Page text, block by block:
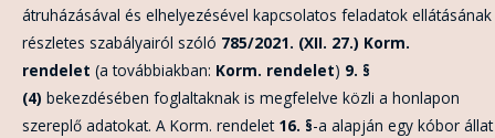
átruházásával és elhelyezésével kapcsolatos feladatok ellátásának
részletes szabályairól szóló 785/2021. (XII. 27.) Korm.
rendelet (a továbbiakban: Korm. rendelet) 9. §
(4) bekezdésében foglaltaknak is megfelelve közli a honlapon
szereplő adatokat. A Korm. rendelet 16. §-a alapján egy kóbor állat